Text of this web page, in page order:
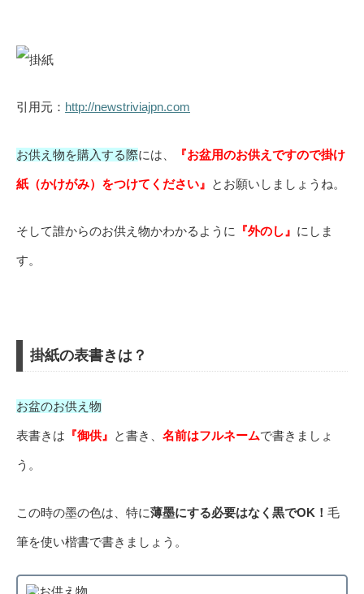
引用元： http://newstriviajpn.com
お供え物を購入する際には、 『お盆用のお供えですので掛け
紙（かけがみ）をつけてください』 とお願いしましょうね。
そして誰からのお供え物かわかるように 『外のし』 にしま
す。
掛紙の表書きは？
お盆のお供え物
表書きは 『御供』 と書き、 名前はフルネームで書きましょ
う。
この時の墨の色は、特に薄墨にする必要はなく黒でOK！ 毛
筆を使い楷書で書きましょう。